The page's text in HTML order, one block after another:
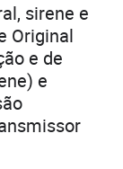
sirene e
Original
e de
e